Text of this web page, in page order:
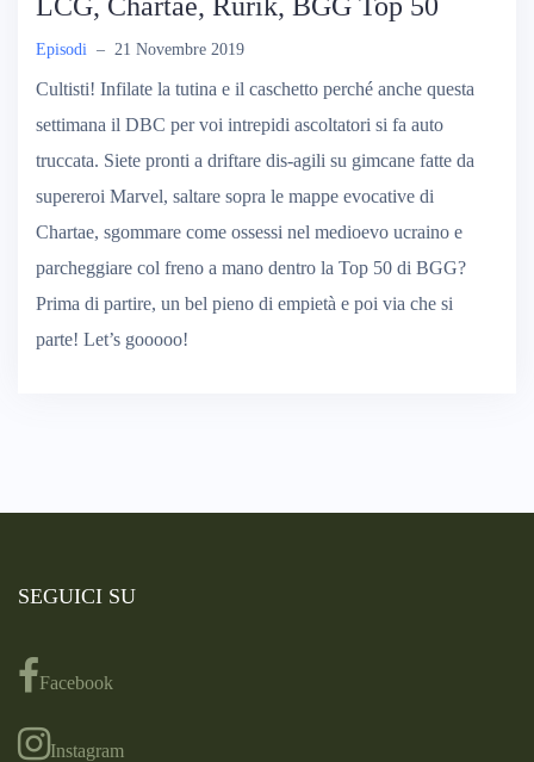
Episodi – 21 Novembre 2019
Cultisti! Infilate la tutina e il caschetto perché anche questa
settimana il DBC per voi intrepidi ascoltatori si fa auto
truccata. Siete pronti a driftare dis-agili su gimcane fatte da
supereroi Marvel, saltare sopra le mappe evocative di
Chartae, sgommare come ossessi nel medioevo ucraino e
parcheggiare col freno a mano dentro la Top 50 di BGG?
Prima di partire, un bel pieno di empietà e poi via che si
parte! Let’s gooooo!
SEGUICI SU
Facebook
Instagram